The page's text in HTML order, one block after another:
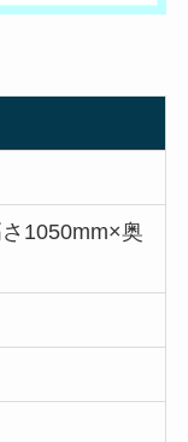
1050mm×奥